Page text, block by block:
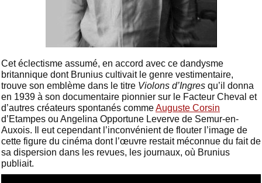
Cet éclectisme assumé, en accord avec ce dandysme
britannique dont Brunius cultivait le genre vestimentaire,
trouve son emblème dans le titre Violons d’Ingres qu’il donna
en 1939 à son documentaire pionnier sur le Facteur Cheval et
d’autres créateurs spontanés commeAuguste Corsin
d’Etampes ou Angelina Opportune Leverve de Semur-en-
Auxois. Il eut cependant l’inconvénient de flouter l’image de
cette figure du cinéma dont l’œuvre restait méconnue du fait de
sa dispersion dans les revues, les journaux, où Brunius
publiait.